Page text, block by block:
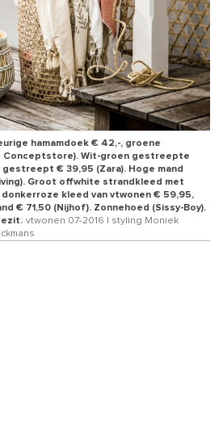
hamamdoek € 42,-, groene
Conceptstore). Wit-groen gestreepte
€ 39,95 (Zara). Hoge mand
Groot offwhite strandkleed met
donkerroze kleed van vtwonen € 59,95,
€ 71,50 (Nijhof). Zonnehoed (Sissy-Boy).
vtwonen 07-2016 | styling Moniek